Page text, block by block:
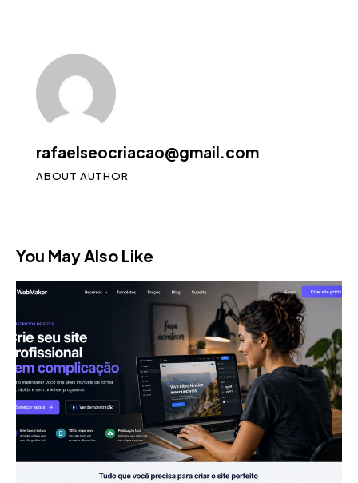
rafaelseocriacao@gmail.com
ABOUT AUTHOR
You May Also Like